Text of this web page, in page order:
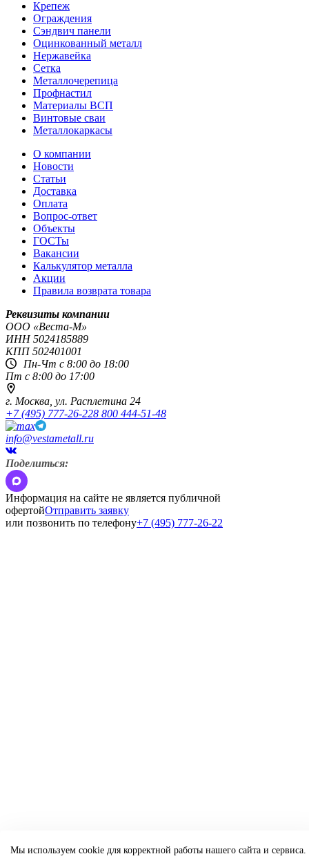
Крепеж
Ограждения
Сэндвич панели
Оцинкованный металл
Нержавейка
Сетка
Металлочерепица
Профнастил
Материалы ВСП
Винтовые сваи
Металлокаркасы
О компании
Новости
Статьи
Доставка
Оплата
Вопрос-ответ
Объекты
ГОСТы
Вакансии
Калькулятор металла
Акции
Правила возврата товара
Реквизиты компании
OOO «Веста-М»
ИНН5024185889
КПП502401001
Пн-Чт с 8:00 до 18:00
Пт с 8:00 до 17:00
г. Москва, ул. Расплетина 24
+7 (495) 777-26-228 800 444-51-48
info@vestametall.ru
Поделиться:
Информация на сайте не является публичной
офертойОтправить заявку
или позвонить по телефону+7 (495) 777-26-22
Мы используем cookie для корректной работы нашего сайта и сервиса.